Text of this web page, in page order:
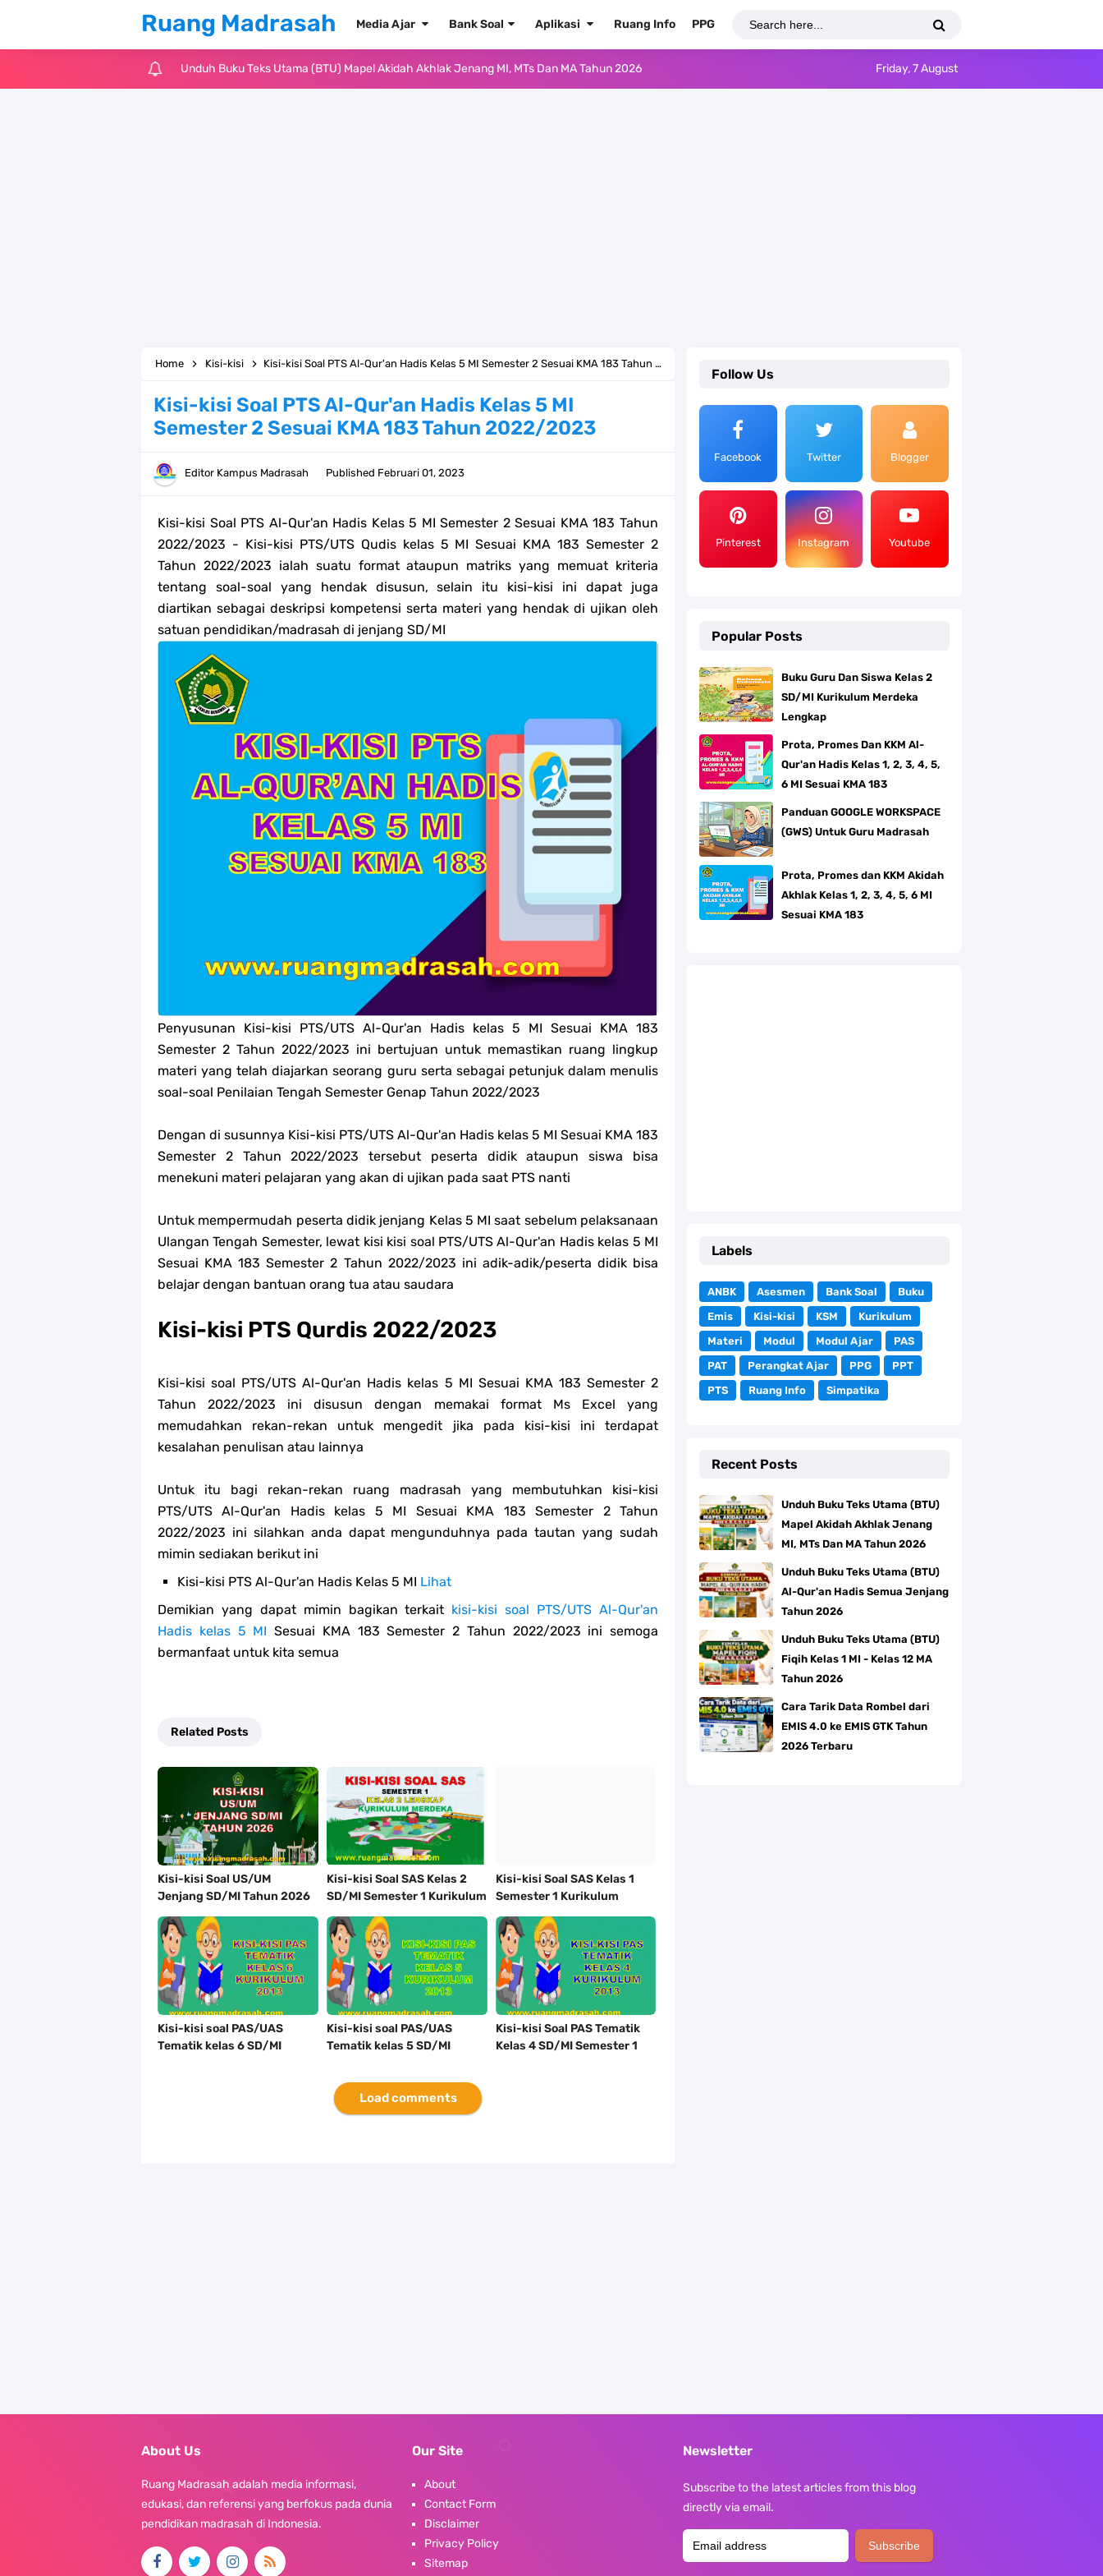
Ruang Madrasah Media Ajar Bank Soal Aplikasi Ruang Info PPG
Unduh Buku Teks Utama (BTU) Al-Qur'an Hadis Semua Jenjang Tahun 2026
Bank soal PAT/SAT Kelas 3 SD/MI Semester 2 Kurikulum Merdeka Tahun 2026
Panduan GOOGLE WORKSPACE (GWS) Untuk Guru Madrasah
Bank Soal ASAT/PAT Kelas 5 SD/MI Kurikulum Merdeka Tahun 2026
Bank Soal PAT Kelas 6 SD/MI Semester 2 Kurikulum Merdeka Tahun 2026
Kisi-kisi Soal US/UM Jenjang SD/MI Tahun 2026 Lengkap
POS UM Jenjang MI, MTs Dan MA Tahun 2026
Jawaban Tugas Mandiri Dan Tugas Refleksi Modul Pedagogik SKI PPG 2025
Jawaban Tugas Mandiri Dan Tugas Refleksi Modul Pedagogik Fiqih PPG 2025
Jawaban Tugas Mandiri Dan Tugas Refleksi Modul Pedagogik Akidah Akhlak PPG 2025
Jawaban Tugas Mandiri Dan Tugas Refleksi Modul Pedagogik Al-Qur'an Hadis PPG 2025
Soal OMI KIMIA Terintegrasi Jenjang MA
Unduh Buku Teks Utama (BTU) Mapel Akidah Akhlak Jenang MI, MTs Dan MA Tahun 2026
Friday, 7 August
Home Kisi-kisi Kisi-kisi Soal PTS Al-Qur'an Hadis Kelas 5 MI Semester 2 Sesuai KMA 183 Tahun 2022/2023
Kisi-kisi Soal PTS Al-Qur'an Hadis Kelas 5 MI
Semester 2 Sesuai KMA 183 Tahun 2022/2023
Editor Kampus Madrasah Published Februari 01, 2023
Kisi-kisi Soal PTS Al-Qur'an Hadis Kelas 5 MI Semester 2 Sesuai KMA 183 Tahun
2022/2023 - Kisi-kisi PTS/UTS Qudis kelas 5 MI Sesuai KMA 183 Semester 2
Tahun 2022/2023 ialah suatu format ataupun matriks yang memuat kriteria
tentang soal-soal yang hendak disusun, selain itu kisi-kisi ini dapat juga
diartikan sebagai deskripsi kompetensi serta materi yang hendak di ujikan oleh
satuan pendidikan/madrasah di jenjang SD/MI
Penyusunan Kisi-kisi PTS/UTS Al-Qur'an Hadis kelas 5 MI Sesuai KMA 183
Semester 2 Tahun 2022/2023 ini bertujuan untuk memastikan ruang lingkup
materi yang telah diajarkan seorang guru serta sebagai petunjuk dalam menulis
soal-soal Penilaian Tengah Semester Genap Tahun 2022/2023
Dengan di susunnya Kisi-kisi PTS/UTS Al-Qur'an Hadis kelas 5 MI Sesuai KMA 183
Semester 2 Tahun 2022/2023 tersebut peserta didik ataupun siswa bisa
menekuni materi pelajaran yang akan di ujikan pada saat PTS nanti
Untuk mempermudah peserta didik jenjang Kelas 5 MI saat sebelum pelaksanaan
Ulangan Tengah Semester, lewat kisi kisi soal PTS/UTS Al-Qur'an Hadis kelas 5 MI
Sesuai KMA 183 Semester 2 Tahun 2022/2023 ini adik-adik/peserta didik bisa
belajar dengan bantuan orang tua atau saudara
Kisi-kisi PTS Qurdis 2022/2023
Kisi-kisi soal PTS/UTS Al-Qur'an Hadis kelas 5 MI Sesuai KMA 183 Semester 2
Tahun 2022/2023 ini disusun dengan memakai format Ms Excel yang
memudahkan rekan-rekan untuk mengedit jika pada kisi-kisi ini terdapat
kesalahan penulisan atau lainnya
Untuk itu bagi rekan-rekan ruang madrasah yang membutuhkan kisi-kisi
PTS/UTS Al-Qur'an Hadis kelas 5 MI Sesuai KMA 183 Semester 2 Tahun
2022/2023 ini silahkan anda dapat mengunduhnya pada tautan yang sudah
mimin sediakan berikut ini
Kisi-kisi PTS Al-Qur'an Hadis Kelas 5 MI Lihat
Demikian yang dapat mimin bagikan terkait kisi-kisi soal PTS/UTS Al-Qur'an
Hadis kelas 5 MI Sesuai KMA 183 Semester 2 Tahun 2022/2023 ini semoga
bermanfaat untuk kita semua
Related Posts
Kisi-kisi Soal US/UM
Jenjang SD/MI Tahun 2026
Lengkap
Kisi-kisi Soal SAS Kelas 2
SD/MI Semester 1 Kurikulum
Merdeka
Kisi-kisi Soal SAS Kelas 1
Semester 1 Kurikulum
Merdeka Lengkap
Kisi-kisi soal PAS/UAS
Tematik kelas 6 SD/MI
Kisi-kisi soal PAS/UAS
Tematik kelas 5 SD/MI
Kisi-kisi Soal PAS Tematik
Kelas 4 SD/MI Semester 1
Load comments
Follow Us
Facebook Twitter Blogger
Pinterest Instagram Youtube
Popular Posts
Buku Guru Dan Siswa Kelas 2
SD/MI Kurikulum Merdeka
Lengkap
Prota, Promes Dan KKM Al-
Qur'an Hadis Kelas 1, 2, 3, 4, 5,
6 MI Sesuai KMA 183
Panduan GOOGLE WORKSPACE
(GWS) Untuk Guru Madrasah
Prota, Promes dan KKM Akidah
Akhlak Kelas 1, 2, 3, 4, 5, 6 MI
Sesuai KMA 183
Labels
ANBK Asesmen Bank Soal
Buku
Emis
Kisi-kisi KSM
Kurikulum
Materi
Modul Modul Ajar
PAS
PAT
Perangkat Ajar PPG
PPT
PTS
Ruang Info Simpatika
Recent Posts
Unduh Buku Teks Utama (BTU)
Mapel Akidah Akhlak Jenang
MI, MTs Dan MA Tahun 2026
Unduh Buku Teks Utama (BTU)
Al-Qur'an Hadis Semua Jenjang
Tahun 2026
Unduh Buku Teks Utama (BTU)
Fiqih Kelas 1 MI - Kelas 12 MA
Tahun 2026
Cara Tarik Data Rombel dari
EMIS 4.0 ke EMIS GTK Tahun
2026 Terbaru
About Us
Ruang Madrasah adalah media informasi,
edukasi, dan referensi yang berfokus pada dunia
pendidikan madrasah di Indonesia.
Our Site
About
Contact Form
Disclaimer
Privacy Policy
Sitemap
Newsletter
Subscribe to the latest articles from this blog
directly via email.